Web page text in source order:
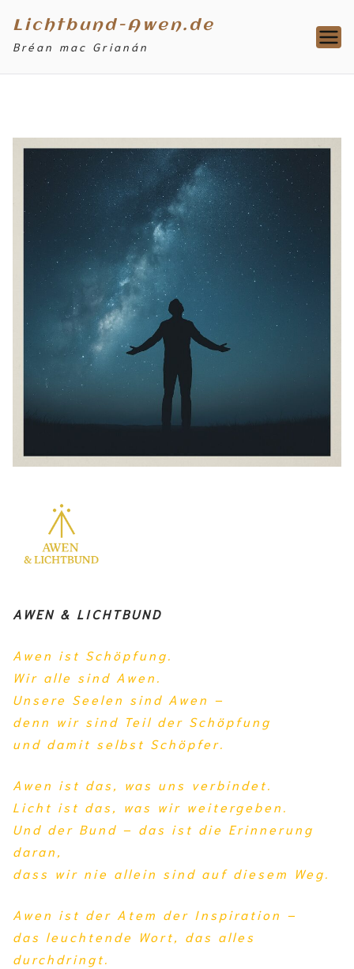
Inhalt
springen
Lichtbund-Awen.de
Bréan mac Grianán
AWEN & LICHTBUND
Awen ist Schöpfung.
Wir alle sind Awen.
Unsere Seelen sind Awen –
denn wir sind Teil der Schöpfung
und damit selbst Schöpfer.
Awen ist das, was uns verbindet.
Licht ist das, was wir weitergeben.
Und der Bund – das ist die Erinnerung
daran,
dass wir nie allein sind auf diesem Weg.
Awen ist der Atem der Inspiration –
das leuchtende Wort, das alles
durchdringt.